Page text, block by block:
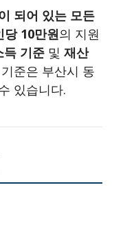
되어 있는 모든
당 10만원의 지원
득 기준 및 재산
준은 부산시 동
있습니다.